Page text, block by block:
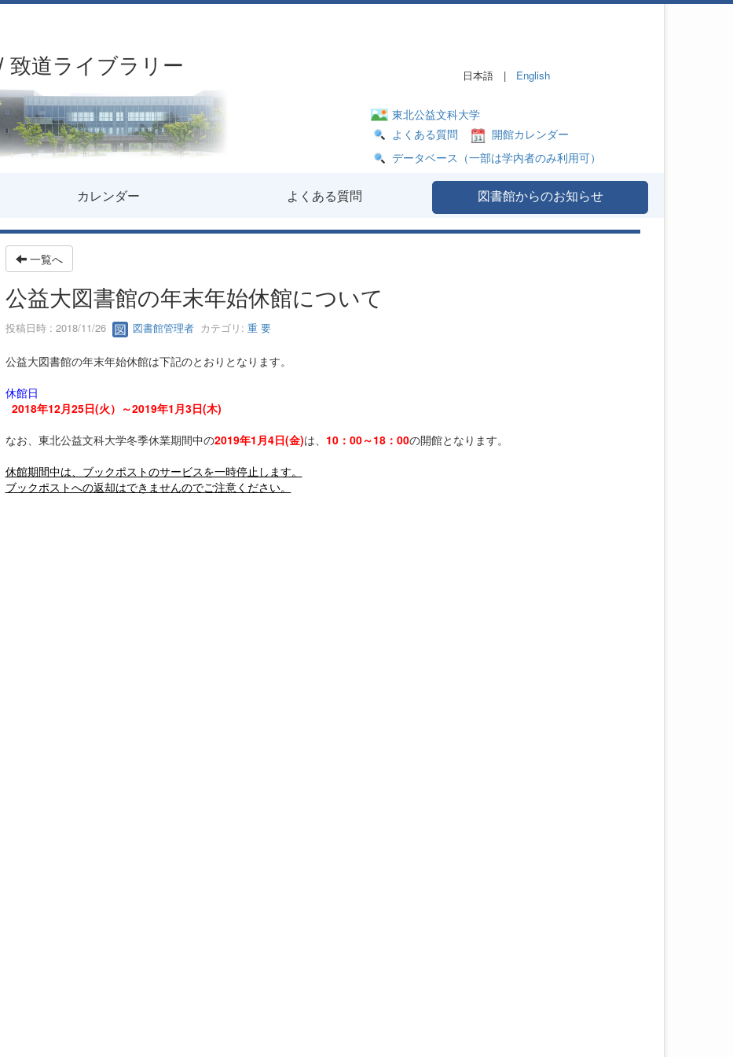
致道ライブラリー 日本語 | English
東北公益文科大学
よくある質問
開館カレンダー
データベース（一部は学内者のみ利用可）
カレンダー よくある質問 図書館からのお知らせ
一覧へ
公益大図書館の年末年始休館について
投稿日時 : 2018/11/26 図書館管理者カテゴリ: 重 要
公益大図書館の年末年始休館は下記のとおりとなります。
休館日
2018年12月25日(火）～2019年1月3日(木)
なお、東北公益文科大学冬季休業期間中の2019年1月4日(金)は、 10：00～18：00の開館となります。
休館期間中は、ブックポストのサービスを一時停止します。
ブックポストへの返却はできませんのでご注意ください。